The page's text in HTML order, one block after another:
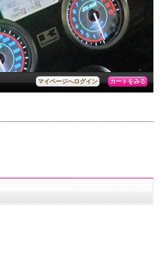
マイページへログイン カートをみる